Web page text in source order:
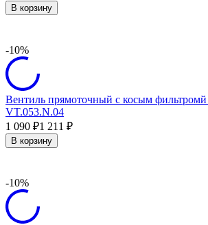
В корзину
-10%
Вентиль прямоточный с косым фильтромй
VT.053.N.04
1 090 ₽1 211 ₽
В корзину
-10%